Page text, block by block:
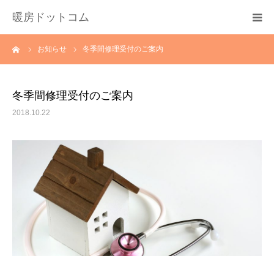
暖房ドットコム
お知らせ 冬季間修理受付のご案内
冬季間修理受付のご案内
2018.10.22
選ばれる理由
料金
会社概要
お問い合わせ